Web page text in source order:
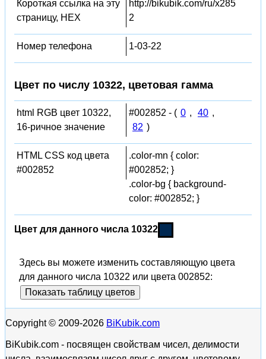
Короткая ссылка на эту
страницу, HEX
http://bikubik.com/ru/x285
2
Номер телефона 1-03-22
Цвет по числу 10322, цветовая гамма
html RGB цвет 10322,
16-ричное значение
#002852 - ( 0 , 40 ,
82 )
HTML CSS код цвета
#002852
.color-mn { color:
#002852; }
.color-bg { background-
color: #002852; }
Цвет для данного числа 10322
Здесь вы можете изменить составляющую цвета
для данного числа 10322 или цвета 002852:
Показать таблицу цветов
Copyright © 2009-2026 BiKubik.com
BiKubik.com - посвящен свойствам чисел, делимости